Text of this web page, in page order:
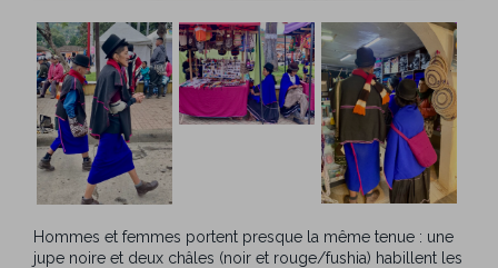
Hommes et femmes portent presque la même tenue : une
jupe noire et deux châles (noir et rouge/fushia) habillent les